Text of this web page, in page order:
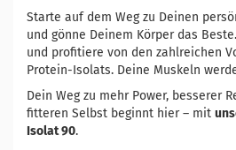
Starte auf dem Weg zu Deinen
und gönne Deinem Körper das
und profitiere von den zahlreichen
Protein-Isolats. Deine Muskeln
Dein Weg zu mehr Power, besserer
fitteren Selbst beginnt hier – mit
Isolat 90.